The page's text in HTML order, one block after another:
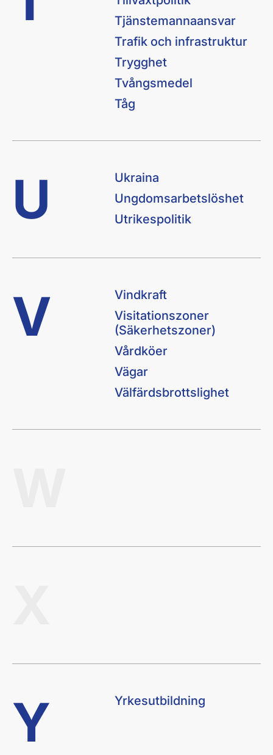
Tjänstemannaansvar
Trafik och infrastruktur
Trygghet
Tvångsmedel
Tåg
U
Ukraina
Ungdomsarbetslöshet
Utrikespolitik
V
Vindkraft
Visitationszoner
(Säkerhetszoner)
Vårdköer
Vägar
Välfärdsbrottslighet
Y
Yrkesutbildning